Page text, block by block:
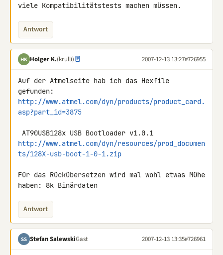
viele Kompatibilitätstests machen müssen.
Antwort
HK Holger K.(krulli) 2007-12-13 13:27#726955
Auf der Atmelseite hab ich das Hexfile
http://www.atmel.com/dyn/products/product_card.
asp?part_id=3875
http://www.atmel.com/dyn/resources/prod_documen
ts/128X-usb-boot-1-0-1.zip
Für das Rückübersetzen wird mal wohl etwas Mühe
haben: 8k Binärdaten
Antwort
SS Stefan SalewskiGast 2007-12-13 13:35#726961